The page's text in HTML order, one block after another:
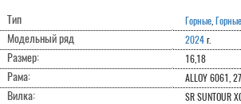
Тип Горные,
Модельный ряд 2024г.
Размер: 16,18
Рама: ALLOY 6061,
Вилка: SR SUNTOUR